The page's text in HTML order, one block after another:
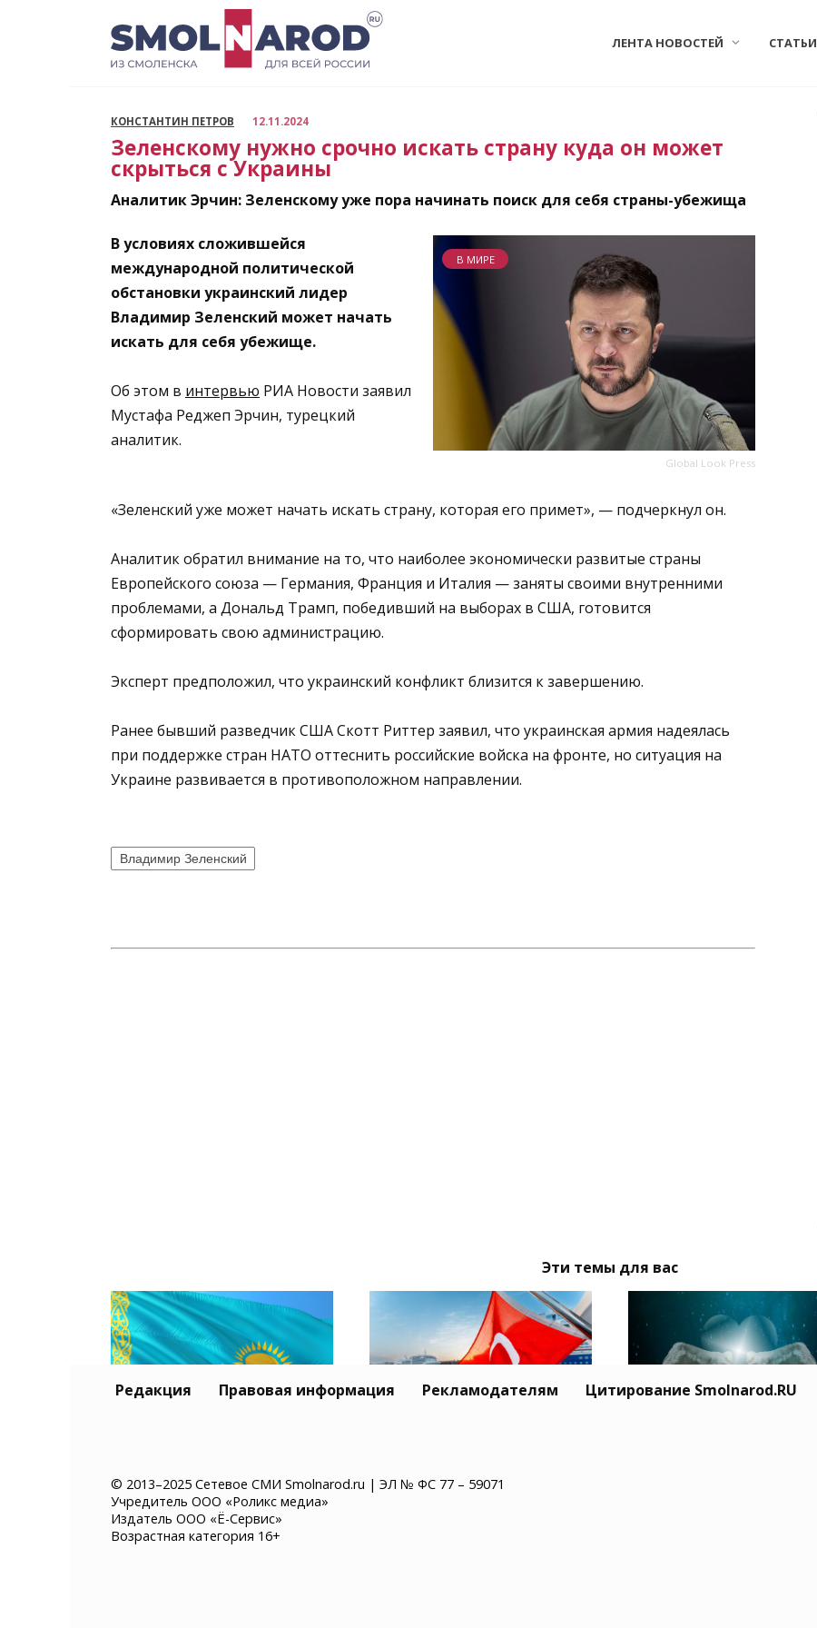
ЛЕНТА НОВОСТЕЙ СТАТЬИ
КОНСТАНТИН ПЕТРОВ 12.11.2024
Зеленскому нужно срочно искать страну куда он может
скрыться с Украины
Аналитик Эрчин: Зеленскому уже пора начинать поиск для себя страны-убежища
Global Look Press
В МИРЕ
В условиях сложившейся
международной политической
обстановки украинский лидер
Владимир Зеленский может начать
искать для себя убежище.
Об этом в интервью РИА Новости заявил
Мустафа Реджеп Эрчин, турецкий
аналитик.
«Зеленский уже может начать искать страну, которая его примет», — подчеркнул он.
Аналитик обратил внимание на то, что наиболее экономически развитые страны
Европейского союза — Германия, Франция и Италия — заняты своими внутренними
проблемами, а Дональд Трамп, победивший на выборах в США, готовится
сформировать свою администрацию.
Эксперт предположил, что украинский конфликт близится к завершению.
Ранее бывший разведчик США Скотт Риттер заявил, что украинская армия надеялась
при поддержке стран НАТО оттеснить российские войска на фронте, но ситуация на
Украине развивается в противоположном направлении.
Владимир Зеленский
Эти темы для вас
Казахстан хочет ввести
платное разрешение на
въезд для иностранцев
и Киев обеспечить
Редакция Правовая информация Рекламодателям Цитирование Smolnarod.RU
© 2013–2025 Сетевое СМИ Smolnarod.ru | ЭЛ № ФС 77 – 59071
Учредитель ООО «Роликс медиа»
Издатель ООО «Ё-Сервис»
Возрастная категория 16+